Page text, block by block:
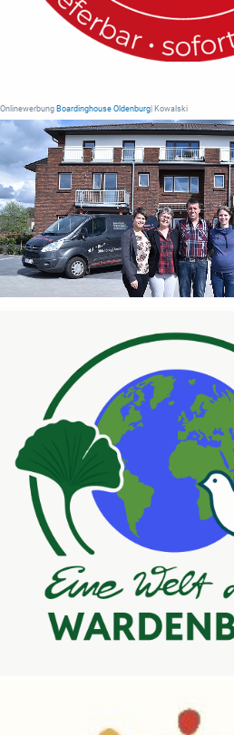
Onlinewerbung Boardinghouse Oldenburg | Kowalski